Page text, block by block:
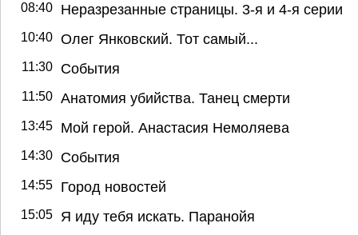
08:40 Неразрезанные страницы. 3-я и 4-я серии
10:40 Олег Янковский. Тот самый...
11:30 События
11:50 Анатомия убийства. Танец смерти
13:45 Мой герой. Анастасия Немоляева
14:30 События
14:55 Город новостей
15:05 Я иду тебя искать. Паранойя